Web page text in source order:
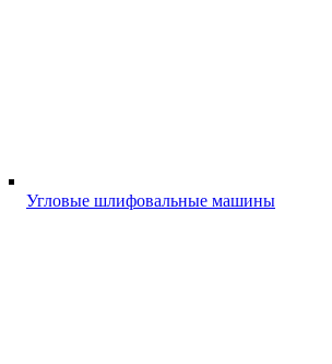
Угловые шлифовальные машины